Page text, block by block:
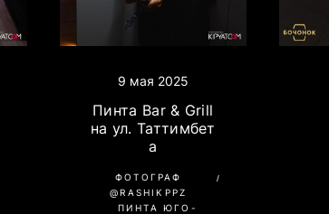
9 мая 2025
Пинта Bar & Grill
на ул. Таттимбет
а
ФОТОГРАФ
@RASHIKPPZ
ПИНТА ЮГО-